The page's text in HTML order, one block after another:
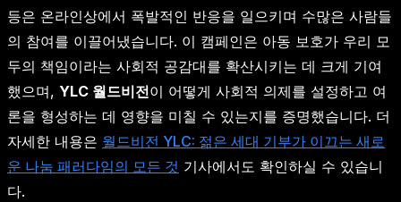
등은 온라인상에서 폭발적인 반응을 일으키며 수많은 사람들
의 참여를 이끌어냈습니다. 이 캠페인은 아동 보호가 우리 모
두의 책임이라는 사회적 공감대를 확산시키는 데 크게 기여
했으며, YLC 월드비전이 어떻게 사회적 의제를 설정하고 여
론을 형성하는 데 영향을 미칠 수 있는지를 증명했습니다. 더
자세한 내용은 월드비전 YLC: 젊은 세대 기부가 이끄는 새로
운 나눔 패러다임의 모든 것 기사에서도 확인하실 수 있습니
다.